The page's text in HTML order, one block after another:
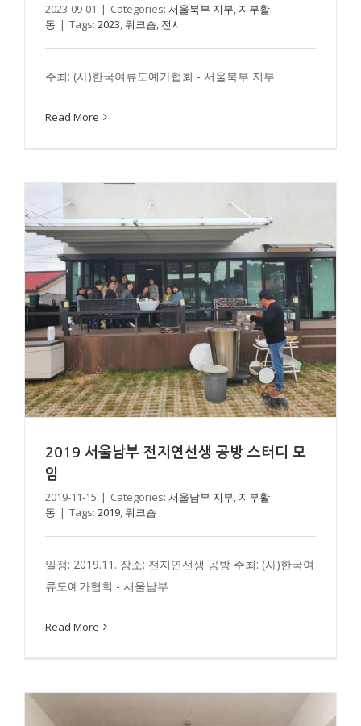
2023-09-01 | Categories: 서울북부 지부, 지부활
동 | Tags: 2023,워크숍, 전시
주최: (사)한국여류도예가협회 - 서울북부 지부
Read More
2019 서울남부 전지연선생 공방 스터디 모임
2019 서울남부 전지연선생 공방 스터디 모
임
2019-11-15 | Categories: 서울남부 지부 지부활
동 | Tags: 2019 워크숍
일정: 2019.11. 장소: 전지연선생 공방 주최: (사)한국여
류도예가협회 - 서울남부
Read More
2019 서울남부 정지현 선생 공방 스터디 모임